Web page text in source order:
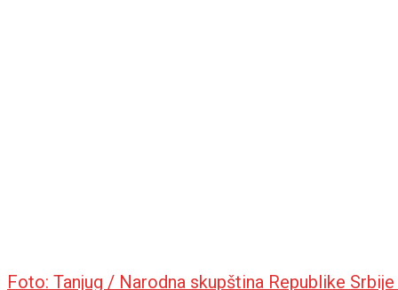
Foto: Tanjug / Narodna skupština Republike